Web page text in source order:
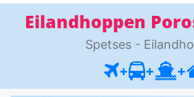
Eilandhoppen
Spetses -
+ + +